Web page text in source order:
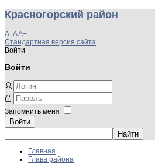
Красногорский район
A-AA+
Стандартная версия сайта
Войти
Войти
Запомнить меня
Войти
Главная
Глава района